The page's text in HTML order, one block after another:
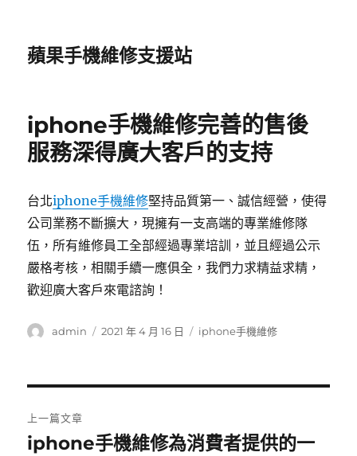
蘋果手機維修支援站
iphone手機維修完善的售後
服務深得廣大客戶的支持
台北iphone手機維修堅持品質第一、誠信經營，使得
公司業務不斷擴大，現擁有一支高端的專業維修隊
伍，所有維修員工全部經過專業培訓，並且經過公示
嚴格考核，相關手續一應俱全，我們力求精益求精，
歡迎廣大客戶來電諮詢！
作
admin
發
2021 年 4 月 16 日
分
iphone手機維修
章
上一篇文章
上
iphone手機維修為消費者提供的一